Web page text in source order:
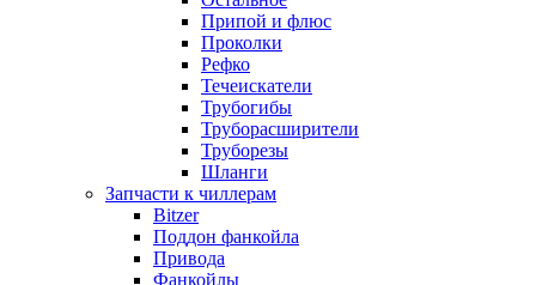
Припой и флюс
Проколки
Рефко
Течеискатели
Трубогибы
Труборасширители
Труборезы
Шланги
Запчасти к чиллерам
Bitzer
Поддон фанкойла
Привода
Фанкойлы